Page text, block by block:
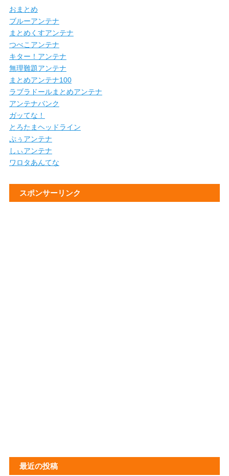
おまとめ
ブルーアンテナ
まとめくすアンテナ
つべこアンテナ
キター！アンテナ
無理難題アンテナ
まとめアンテナ100
ラブラドールまとめアンテナ
アンテナバンク
ガッてな！
とろたまヘッドライン
ぷぅアンテナ
しぃアンテナ
ワロタあんてな
スポンサーリンク
最近の投稿